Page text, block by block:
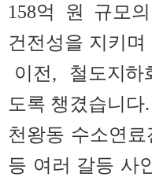
158억 원 규모
건전성을 지키
이전, 철도지하
도록 챙겼습니다.
천왕동 수소연
등 여러 갈등 사